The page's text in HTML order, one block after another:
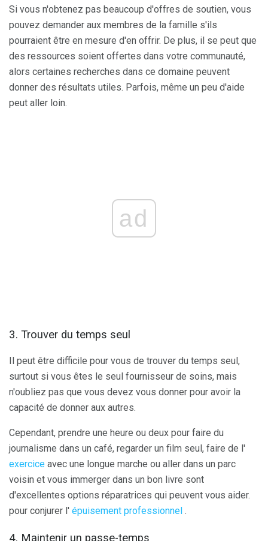
Si vous n'obtenez pas beaucoup d'offres de soutien, vous
pouvez demander aux membres de la famille s'ils
pourraient être en mesure d'en offrir. De plus, il se peut que
des ressources soient offertes dans votre communauté,
alors certaines recherches dans ce domaine peuvent
donner des résultats utiles. Parfois, même un peu d'aide
peut aller loin.
ad
3. Trouver du temps seul
Il peut être difficile pour vous de trouver du temps seul,
surtout si vous êtes le seul fournisseur de soins, mais
n'oubliez pas que vous devez vous donner pour avoir la
capacité de donner aux autres.
Cependant, prendre une heure ou deux pour faire du
journalisme dans un café, regarder un film seul, faire de l'
exercice avec une longue marche ou aller dans un parc
voisin et vous immerger dans un bon livre sont
d'excellentes options réparatrices qui peuvent vous aider.
pour conjurer l' épuisement professionnel .
4. Maintenir un passe-temps